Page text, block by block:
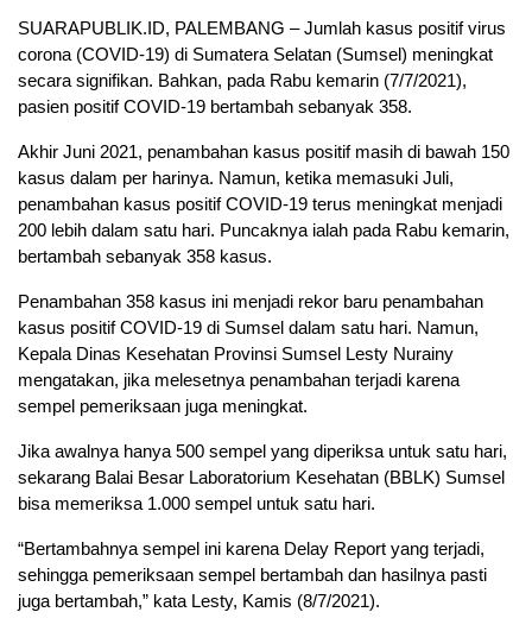
SUARAPUBLIK.ID, PALEMBANG – Jumlah kasus positif virus
corona (COVID-19) di Sumatera Selatan (Sumsel) meningkat
secara signifikan. Bahkan, pada Rabu kemarin (7/7/2021),
pasien positif COVID-19 bertambah sebanyak 358.
Akhir Juni 2021, penambahan kasus positif masih di bawah 150
kasus dalam per harinya. Namun, ketika memasuki Juli,
penambahan kasus positif COVID-19 terus meningkat menjadi
200 lebih dalam satu hari. Puncaknya ialah pada Rabu kemarin,
bertambah sebanyak 358 kasus.
Penambahan 358 kasus ini menjadi rekor baru penambahan
kasus positif COVID-19 di Sumsel dalam satu hari. Namun,
Kepala Dinas Kesehatan Provinsi Sumsel Lesty Nurainy
mengatakan, jika melesetnya penambahan terjadi karena
sempel pemeriksaan juga meningkat.
Jika awalnya hanya 500 sempel yang diperiksa untuk satu hari,
sekarang Balai Besar Laboratorium Kesehatan (BBLK) Sumsel
bisa memeriksa 1.000 sempel untuk satu hari.
“Bertambahnya sempel ini karena Delay Report yang terjadi,
sehingga pemeriksaan sempel bertambah dan hasilnya pasti
juga bertambah,” kata Lesty, Kamis (8/7/2021).